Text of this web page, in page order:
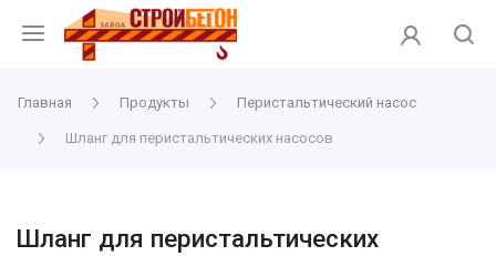
Главная Продукты Перистальтический насос
Шланг для перистальтических насосов
Шланг для перистальтических